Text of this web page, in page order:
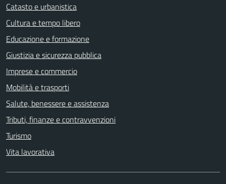
Catasto e urbanistica
Cultura e tempo libero
Educazione e formazione
Giustizia e sicurezza pubblica
Imprese e commercio
Mobilità e trasporti
Salute, benessere e assistenza
Tributi, finanze e contravvenzioni
Turismo
Vita lavorativa